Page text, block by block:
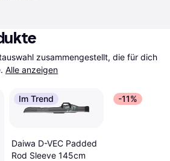
zusammengestellt, die für dich
Alle anzeigen
Im Trend
Daiwa D-VEC Padded
Rod Sleeve 145cm
-11%